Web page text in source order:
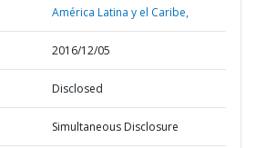
América Latina y el Caribe,
2016/12/05
Disclosed
Simultaneous Disclosure